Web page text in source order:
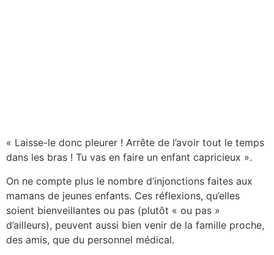
« Laisse-le donc pleurer ! Arrête de l’avoir tout le temps
dans les bras ! Tu vas en faire un enfant capricieux ».
On ne compte plus le nombre d’injonctions faites aux
mamans de jeunes enfants. Ces réflexions, qu’elles
soient bienveillantes ou pas (plutôt « ou pas »
d’ailleurs), peuvent aussi bien venir de la famille proche,
des amis, que du personnel médical.